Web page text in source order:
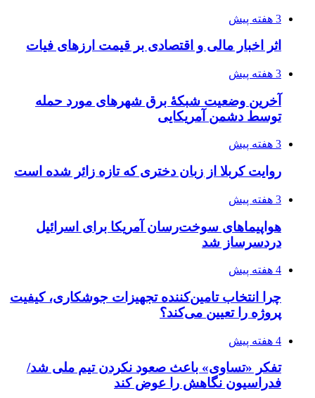
3 هفته پیش
اثر اخبار مالی و اقتصادی بر قیمت ارزهای فیات
3 هفته پیش
آخرین وضعیت شبکۀ برق شهرهای مورد حمله
توسط دشمن آمریکایی
3 هفته پیش
روایت کربلا از زبان دختری که تازه زائر شده است
3 هفته پیش
هواپیماهای سوخت‌رسان آمریکا برای اسرائیل
دردسرساز شد
4 هفته پیش
چرا انتخاب تامین‌کننده تجهیزات جوشکاری، کیفیت
پروژه را تعیین می‌کند؟
4 هفته پیش
تفکر «تساوی» باعث صعود نکردن تیم ملی شد/
فدراسیون نگاهش را عوض کند